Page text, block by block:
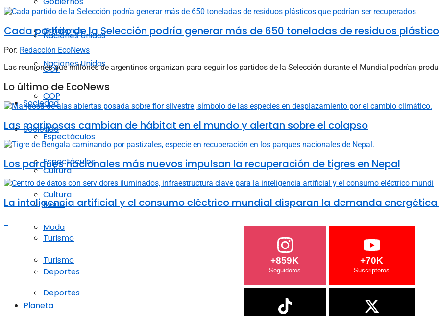
Naciones Unidas
COP
Sociedad
Espectáculos
Cultura
Moda
Turismo
Deportes
Planeta
Gobiernos
Naciones Unidas
COP
Sociedad
Espectáculos
Cultura
Moda
Turismo
Deportes
Cada partido de la Selección podría generar más de 650 toneladas de residuos
Por: Redacción EcoNews
Las reuniones que millones de argentinos organizan para seguir los partidos de la Selección durante el Mundial podrían
Lo último de EcoNews
Las mariposas cambian de hábitat en el mundo y alertan sobre el colapso
Los parques nacionales más nuevos impulsan la recuperación de tigres en Nepal
La inteligencia artificial y el consumo eléctrico mundial disparan la demanda
+859K +70K